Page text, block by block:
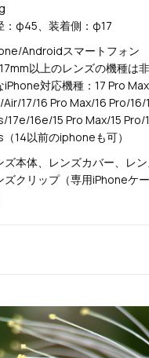
：φ45、装着側： φ17
Androidスマートフォン
以上のレンズの機種は
iPhone対応機種：17 Pro
Air/17/16 Pro Max/16 Pro/16/
17e/16e/15 Pro Max/15 Pro/
（14以前のiphoneも可）
ズ本体、レンズカバー、レン
ズクリップ（専用iPhoneケ